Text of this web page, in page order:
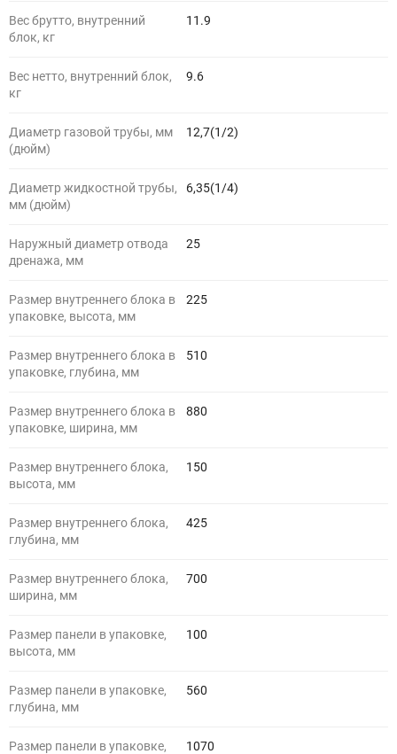
Вес брутто, внутренний
блок, кг
11.9
Вес нетто, внутренний блок,
кг
9.6
Диаметр газовой трубы, мм
(дюйм)
12,7(1/2)
Диаметр жидкостной трубы,
мм (дюйм)
6,35(1/4)
Наружный диаметр отвода
дренажа, мм
25
Размер внутреннего блока в
упаковке, высота, мм
225
Размер внутреннего блока в
упаковке, глубина, мм
510
Размер внутреннего блока в
упаковке, ширина, мм
880
Размер внутреннего блока,
высота, мм
150
Размер внутреннего блока,
глубина, мм
425
Размер внутреннего блока,
ширина, мм
700
Размер панели в упаковке,
высота, мм
100
Размер панели в упаковке,
глубина, мм
560
Размер панели в упаковке,
1070